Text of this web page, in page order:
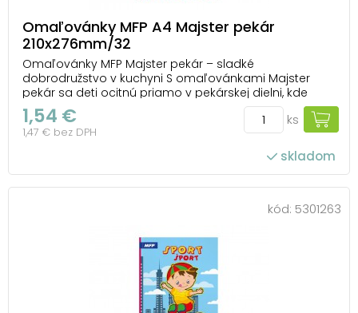
Omaľovánky MFP A4 Majster pekár
210x276mm/32
Omaľovánky MFP Majster pekár – sladké
dobrodružstvo v kuchyni S omaľovánkami Majster
pekár sa deti ocitnú priamo v pekárskej dielni, kde
vznikajú tie najkrajšie torty, koláče a sušienky. Každý
obrázok predstavuje sladký výtvor, ktorý čaká na
farebné zdobenie – fantázii sa medze nekladú. Det...
1,54 €
1,47 € bez DPH
ks
skladom
kód: 5301263